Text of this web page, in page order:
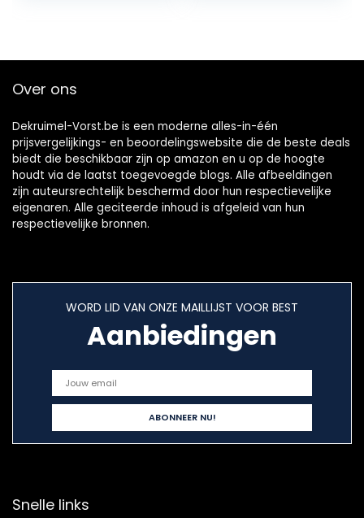
Over ons
Dekruimel-Vorst.be is een moderne alles-in-één
prijsvergelijkings- en beoordelingswebsite die de beste deals
biedt die beschikbaar zijn op amazon en u op de hoogte
houdt via de laatst toegevoegde blogs. Alle afbeeldingen
zijn auteursrechtelijk beschermd door hun respectievelijke
eigenaren. Alle geciteerde inhoud is afgeleid van hun
respectievelijke bronnen.
WORD LID VAN ONZE MAILLIJST VOOR BEST
Aanbiedingen
Snelle links